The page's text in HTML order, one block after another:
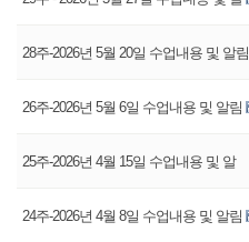
28주-2026년 5월 20일 수업내용 및 알림
26주-2026년 5월 6일 수업내용 및 알림
25주-2026년 4월 15일 수업내용 및 알
24주-2026년 4월 8일 수업내용 및 알림